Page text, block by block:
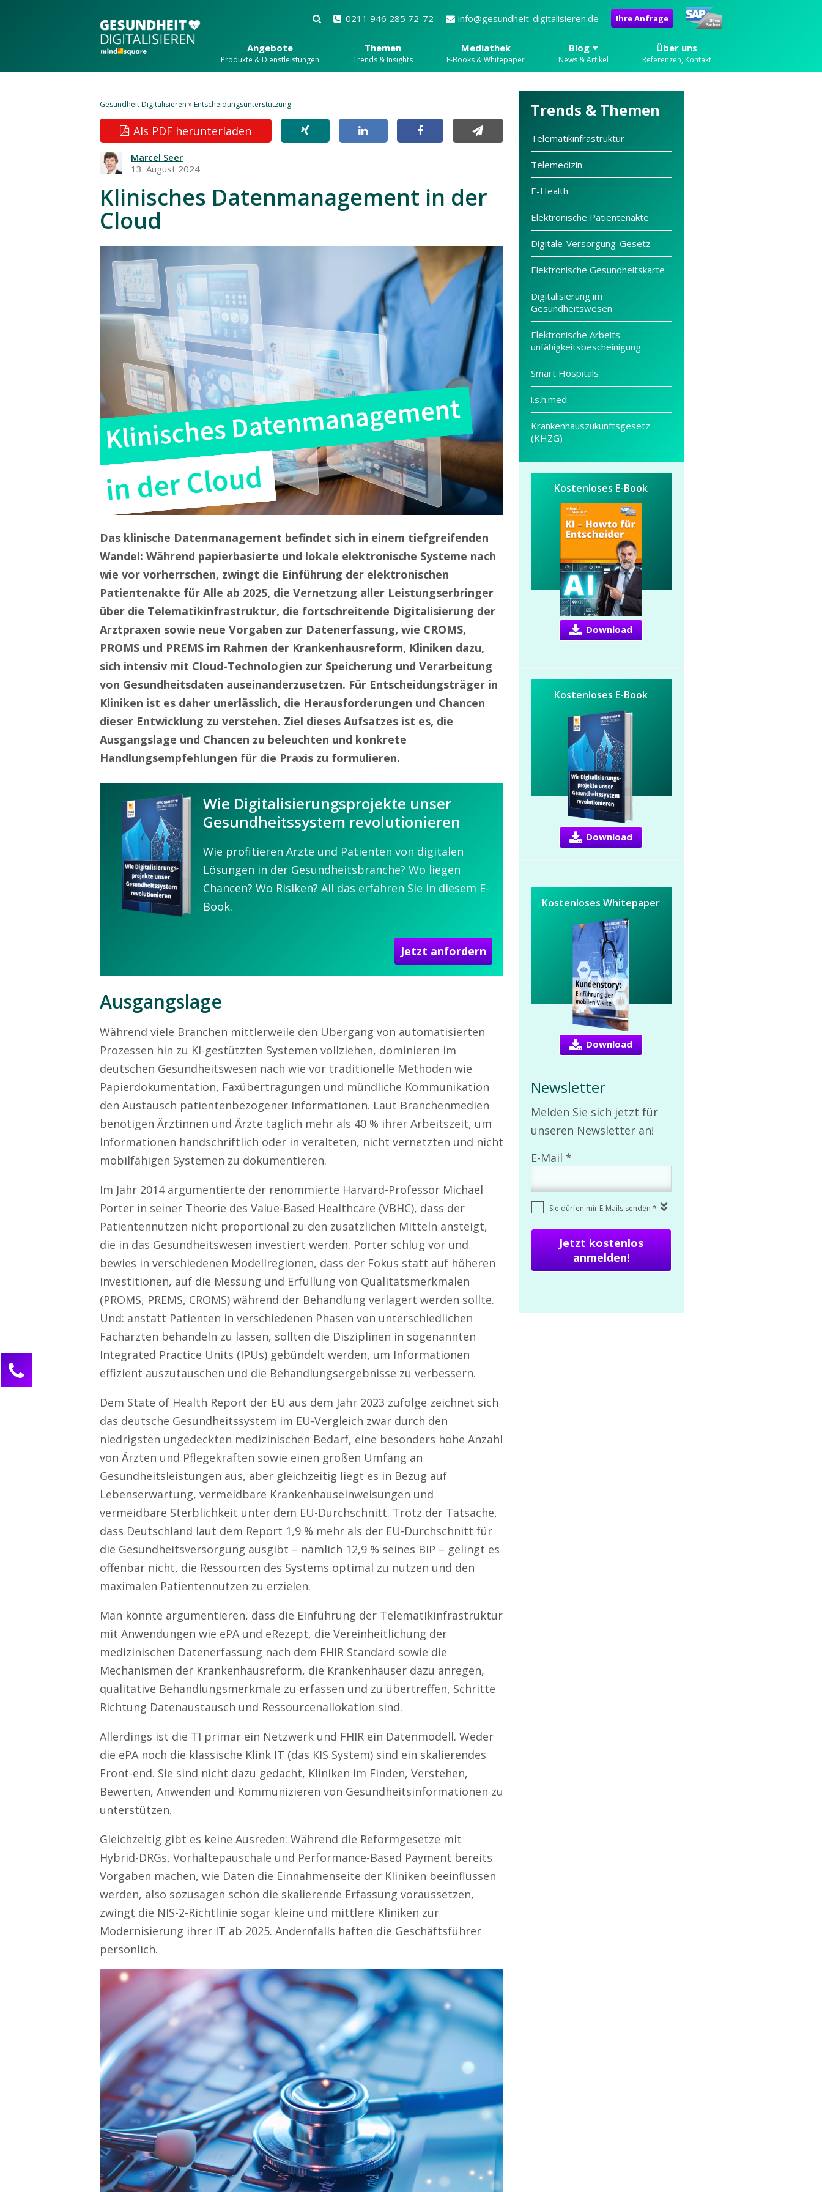
0211 946 285 72-72 info@gesundheit-digitalisieren.de Ihre Anfrage
Angebote
Produkte & Dienstleistungen
Themen
Trends & Insights
Mediathek
E-Books & Whitepaper
Blog
News & Artikel
Über uns
Referenzen, Kontakt
Gesundheit Digitalisieren »Entscheidungsunterstützung
Als PDF herunterladen
Marcel Seer
13. August 2024
Klinisches Datenmanagement in der
Cloud
Das klinische Datenmanagement befindet sich in einem tiefgreifenden
Wandel: Während papierbasierte und lokale elektronische Systeme nach
wie vor vorherrschen, zwingt die Einführung der elektronischen
Patientenakte für Alle ab 2025, die Vernetzung aller Leistungserbringer
über die Telematikinfrastruktur, die fortschreitende Digitalisierung der
Arztpraxen sowie neue Vorgaben zur Datenerfassung, wie CROMS,
PROMS und PREMS im Rahmen der Krankenhausreform, Kliniken dazu,
sich intensiv mit Cloud-Technologien zur Speicherung und Verarbeitung
von Gesundheitsdaten auseinanderzusetzen. Für Entscheidungsträger in
Kliniken ist es daher unerlässlich, die Herausforderungen und Chancen
dieser Entwicklung zu verstehen. Ziel dieses Aufsatzes ist es, die
Ausgangslage und Chancen zu beleuchten und konkrete
Handlungsempfehlungen für die Praxis zu formulieren.
Wie Digitalisierungsprojekte unser
Gesundheitssystem revolutionieren
Wie profitieren Ärzte und Patienten von digitalen
Lösungen in der Gesundheitsbranche? Wo liegen
Chancen? Wo Risiken? All das erfahren Sie in diesem E-
Book.
Jetzt anfordern
Ausgangslage
Während viele Branchen mittlerweile den Übergang von automatisierten
Prozessen hin zu KI-gestützten Systemen vollziehen, dominieren im
deutschen Gesundheitswesen nach wie vor traditionelle Methoden wie
Papierdokumentation, Faxübertragungen und mündliche Kommunikation
den Austausch patientenbezogener Informationen. Laut Branchenmedien
benötigen Ärztinnen und Ärzte täglich mehr als 40 % ihrer Arbeitszeit, um
Informationen handschriftlich oder in veralteten, nicht vernetzten und nicht
mobilfähigen Systemen zu dokumentieren.
Im Jahr 2014 argumentierte der renommierte Harvard-Professor Michael
Porter in seiner Theorie des Value-Based Healthcare (VBHC), dass der
Patientennutzen nicht proportional zu den zusätzlichen Mitteln ansteigt,
die in das Gesundheitswesen investiert werden. Porter schlug vor und
bewies in verschiedenen Modellregionen, dass der Fokus statt auf höheren
Investitionen, auf die Messung und Erfüllung von Qualitätsmerkmalen
(PROMS, PREMS, CROMS) während der Behandlung verlagert werden sollte.
Und: anstatt Patienten in verschiedenen Phasen von unterschiedlichen
Fachärzten behandeln zu lassen, sollten die Disziplinen in sogenannten
Integrated Practice Units (IPUs) gebündelt werden, um Informationen
effizient auszutauschen und die Behandlungsergebnisse zu verbessern.
Dem State of Health Report der EU aus dem Jahr 2023 zufolge zeichnet sich
das deutsche Gesundheitssystem im EU-Vergleich zwar durch den
niedrigsten ungedeckten medizinischen Bedarf, eine besonders hohe Anzahl
von Ärzten und Pflegekräften sowie einen großen Umfang an
Gesundheitsleistungen aus, aber gleichzeitig liegt es in Bezug auf
Lebenserwartung, vermeidbare Krankenhauseinweisungen und
vermeidbare Sterblichkeit unter dem EU-Durchschnitt. Trotz der Tatsache,
dass Deutschland laut dem Report 1,9 % mehr als der EU-Durchschnitt für
die Gesundheitsversorgung ausgibt – nämlich 12,9 % seines BIP – gelingt es
offenbar nicht, die Ressourcen des Systems optimal zu nutzen und den
maximalen Patientennutzen zu erzielen.
Man könnte argumentieren, dass die Einführung der Telematikinfrastruktur
mit Anwendungen wie ePA und eRezept, die Vereinheitlichung der
medizinischen Datenerfassung nach dem FHIR Standard sowie die
Mechanismen der Krankenhausreform, die Krankenhäuser dazu anregen,
qualitative Behandlungsmerkmale zu erfassen und zu übertreffen, Schritte
Richtung Datenaustausch und Ressourcenallokation sind.
Allerdings ist die TI primär ein Netzwerk und FHIR ein Datenmodell. Weder
die ePA noch die klassische Klink IT (das KIS System) sind ein skalierendes
Front-end. Sie sind nicht dazu gedacht, Kliniken im Finden, Verstehen,
Bewerten, Anwenden und Kommunizieren von Gesundheitsinformationen zu
unterstützen.
Gleichzeitig gibt es keine Ausreden: Während die Reformgesetze mit
Hybrid-DRGs, Vorhaltepauschale und Performance-Based Payment bereits
Vorgaben machen, wie Daten die Einnahmenseite der Kliniken beeinflussen
werden, also sozusagen schon die skalierende Erfassung voraussetzen,
zwingt die NIS-2-Richtlinie sogar kleine und mittlere Kliniken zur
Modernisierung ihrer IT ab 2025. Andernfalls haften die Geschäftsführer
persönlich.
Trends & Themen
Telematikinfrastruktur
Telemedizin
E-Health
Elektronische Patientenakte
Digitale-Versorgung-Gesetz
Elektronische Gesundheitskarte
Digitalisierung im
Gesundheitswesen
Elektronische Arbeits­
unfähigkeits­bescheinigung
Smart Hospitals
i.s.h.med
Krankenhauszukunftsgesetz
(KHZG)
Kostenloses E-Book
Download
Kostenloses E-Book
Download
Kostenloses Whitepaper
Download
Newsletter
Melden Sie sich jetzt für
unseren Newsletter an!
Kontaktieren Sie uns!
Kundenservice
0211 946 285 72-72
info@gesundheit-digitalisieren.de
Ihre Anfrage